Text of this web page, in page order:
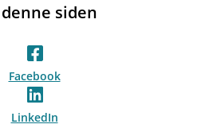
siden
Facebook
LinkedIn